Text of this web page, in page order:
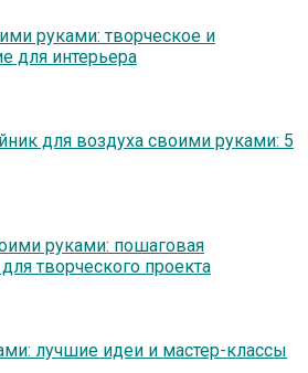
руками: творческое и
для интерьера
для воздуха своими руками: 5
руками: пошаговая
творческого проекта
лучшие идеи и мастер-классы